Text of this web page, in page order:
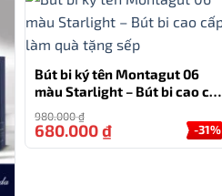
Bút bi ký tên Montagut 06
màu Starlight – Bút bi cao cấp
làm quà tặng sếp
980.000₫
-31%
680.000₫